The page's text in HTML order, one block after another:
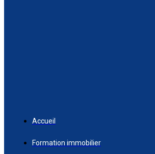
Accueil
Formation immobilier